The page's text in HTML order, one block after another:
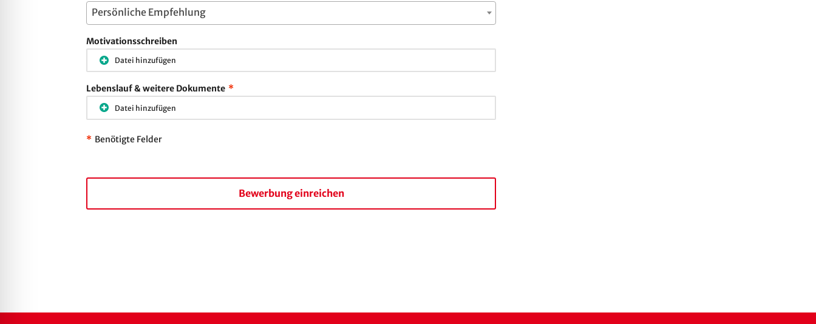
Persönliche Empfehlung
Motivationsschreiben
Datei hinzufügen
Lebenslauf & weitere Dokumente *
Datei hinzufügen
* Benötigte Felder
Bewerbung einreichen